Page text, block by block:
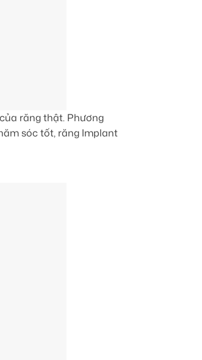
răng thật. Phương
sóc tốt, răng Implant